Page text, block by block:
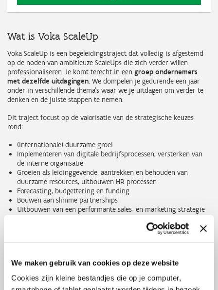
We maken gebruik van cookies op deze website
Cookies zijn kleine bestandjes die op je computer,
Wat is Voka ScaleUp
Voka ScaleUp is een begeleidingstraject dat volledig is afgestemd
op de noden van ambitieuze ScaleUps die zich verder willen
professionaliseren. Je komt terecht in een groep ondernemers
met dezelfde uitdagingen. We dompelen je gedurende een jaar
onder in verschillende thema’s waar we je uitdagen om verder te
denken en de juiste stappen te nemen.
Dit traject focust op de valorisatie van de strategische keuzes
rond:
(internationale) duurzame groei
Implementeren van digitale bedrijfsprocessen, versterken van
de interne organisatie
Groeien als leidinggevende, aantrekken en behouden van
duurzame resources, uitbouwen HR processen
Forecasting, budgettering en funding
Bouwen aan slimme partnerships
Uitbouwen van een performante sales- en marketing strategie
gelijkgestemde ondernemers op pad om uitdagingen om te